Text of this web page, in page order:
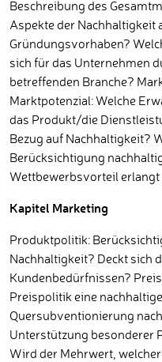
Beschreibung des
Aspekte der Nachhaltigkeit
Gründungsvorhaben?
sich für das Unternehmen
betreffenden Branche?
Marktpotenzial: Welche
das Produkt/die
Bezug auf Nachhaltigkeit?
Berücksichtigung
Wettbewerbsvorteil erlangt
Kapitel Marketing
Produktpolitik:
Nachhaltigkeit? Deckt sich
Kundenbedürfnissen?
Preispolitik eine
Quersubventionierung
Unterstützung besonderer
Wird der Mehrwert,